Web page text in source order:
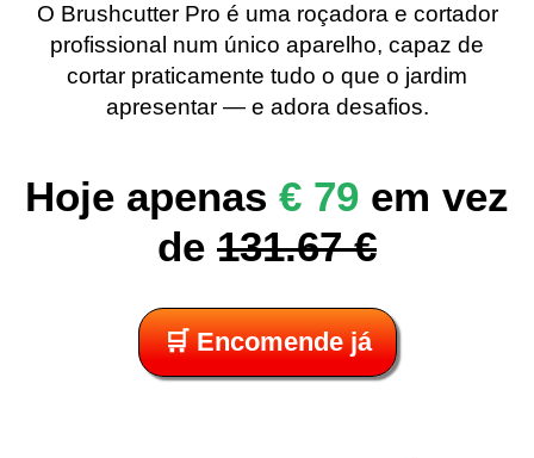
O Brushcutter Pro é uma roçadora e cortador
profissional num único aparelho, capaz de
cortar praticamente tudo o que o jardim
apresentar — e adora desafios.
Hoje apenas € 79 em vez
de 131.67 €
🛒 Encomende já